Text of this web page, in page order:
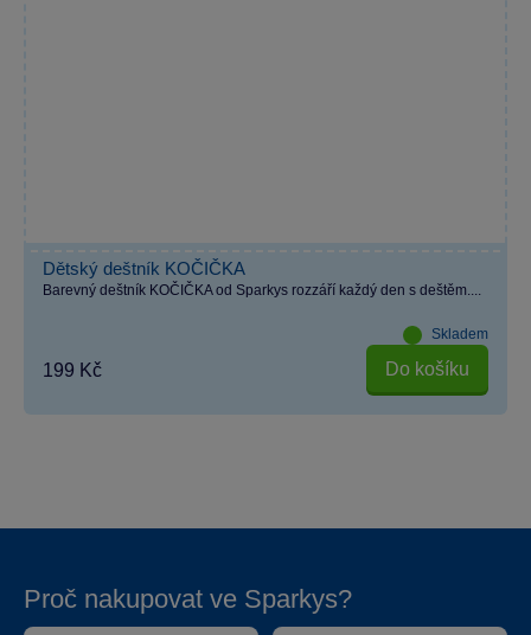
Dětský deštník KOČIČKA
Barevný deštník KOČIČKA od Sparkys rozzáří každý den s deštěm....
Skladem
199 Kč Do košíku
Proč nakupovat ve Sparkys?